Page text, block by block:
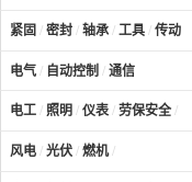
紧固 / 密封 / 轴承 / 工具 / 传动
电气 / 自动控制 / 通信
电工 / 照明 / 仪表 / 劳保安全 /
风电 / 光伏 / 燃机/